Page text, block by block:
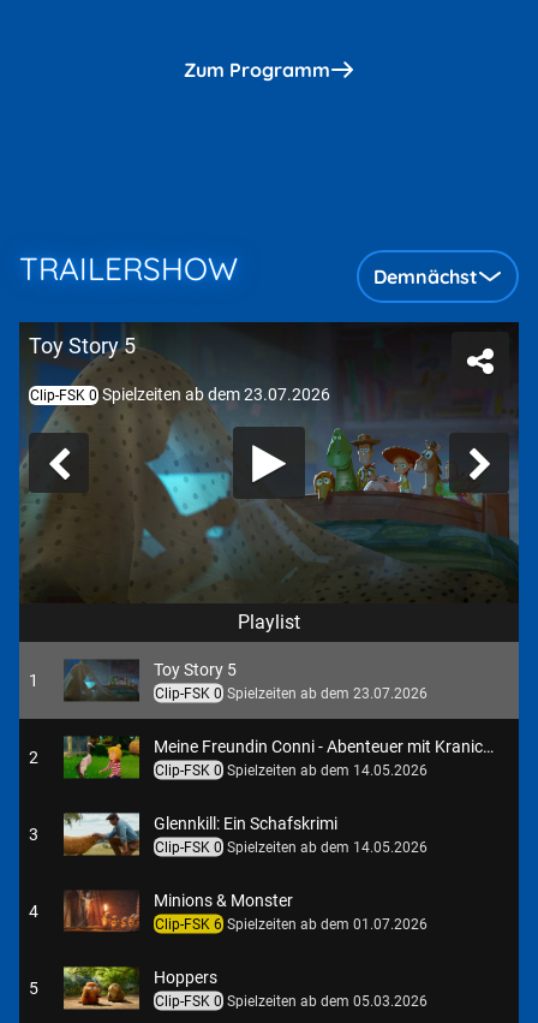
Zum Programm
TRAILERSHOW Demnächst
Toy Story 5
Clip-FSK 0 Spielzeiten ab dem 23.07.2026
Playlist
1
Toy Story 5
Clip-FSK 0 Spielzeiten ab dem 23.07.2026
2
Meine Freundin Conni - Abenteuer mit Kranich Klaus
Clip-FSK 0 Spielzeiten ab dem 14.05.2026
3
Glennkill: Ein Schafskrimi
Clip-FSK 0 Spielzeiten ab dem 14.05.2026
4
Minions & Monster
Clip-FSK 6 Spielzeiten ab dem 01.07.2026
5
Hoppers
Clip-FSK 0 Spielzeiten ab dem 05.03.2026